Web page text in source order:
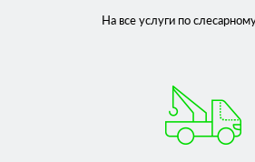
На все услуги по